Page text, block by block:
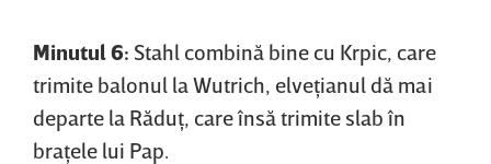
Minutul 6: Stahl combină bine cu Krpic, care
trimite balonul la Wutrich, elveţianul dă mai
departe la Răduţ, care însă trimite slab în
braţele lui Pap.